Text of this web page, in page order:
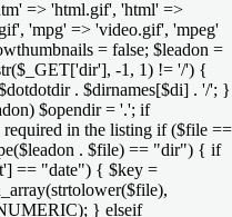
=> 'html.gif', 'html' =>
'mpg' => 'video.gif', 'mpeg'
= false; $leadon =
-1, 1) != '/') {
. $dirnames[$di] . '/'; }
$opendir = '.'; if
in the listing if ($file ==
. $file) == "dir") { if
== "date") { $key =
} elseif